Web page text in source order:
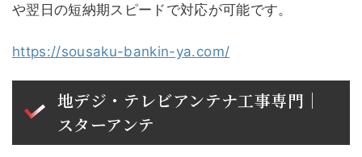
や翌日の短納期スピードで対応が可能です。
https://sousaku-bankin-ya.com/
地デジ・テレビアンテナ工事専門｜
スターアンテ